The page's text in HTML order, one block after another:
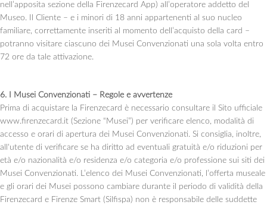
nell’apposita sezione della Firenzecard App) all’operatore addetto del
Museo. Il Cliente – e i minori di 18 anni appartenenti al suo nucleo
familiare, correttamente inseriti al momento dell’acquisto della card –
potranno visitare ciascuno dei Musei Convenzionati una sola volta entro
72 ore da tale attivazione.
6. I Musei Convenzionati – Regole e avvertenze
Prima di acquistare la Firenzecard è necessario consultare il Sito ufficiale
www.firenzecard.it (Sezione “Musei”) per verificare elenco, modalità di
accesso e orari di apertura dei Musei Convenzionati. Si consiglia, inoltre,
all'utente di verificare se ha diritto ad eventuali gratuità e/o riduzioni per
età e/o nazionalità e/o residenza e/o categoria e/o professione sui siti dei
Musei Convenzionati. L’elenco dei Musei Convenzionati, l’offerta museale
e gli orari dei Musei possono cambiare durante il periodo di validità della
Firenzecard e Firenze Smart (Silfispa) non è responsabile delle suddette